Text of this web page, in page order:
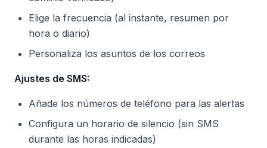
Elige la frecuencia (al instante, resumen por
hora o diario)
Personaliza los asuntos de los correos
Ajustes de SMS:
Añade los números de teléfono para las alertas
Configura un horario de silencio (sin SMS
durante las horas indicadas)